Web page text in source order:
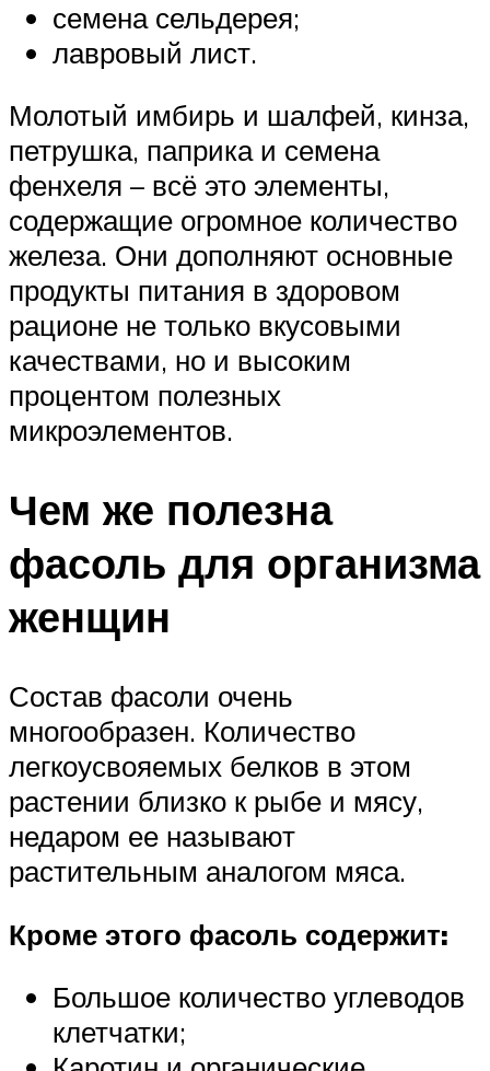
семена сельдерея;
лавровый лист.
Молотый имбирь и шалфей, кинза,
петрушка, паприка и семена
фенхеля – всё это элементы,
содержащие огромное количество
железа. Они дополняют основные
продукты питания в здоровом
рационе не только вкусовыми
качествами, но и высоким
процентом полезных
микроэлементов.
Чем же полезна
фасоль для организма
женщин
Состав фасоли очень
многообразен. Количество
легкоусвояемых белков в этом
растении близко к рыбе и мясу,
недаром ее называют
растительным аналогом мяса.
Кроме этого фасоль содержит:
Большое количество углеводов
клетчатки;